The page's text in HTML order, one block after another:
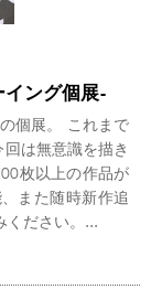
ング個展-
個展。 これまで
は無意識を描き
枚以上の作品が
また随時新作追
ください。...